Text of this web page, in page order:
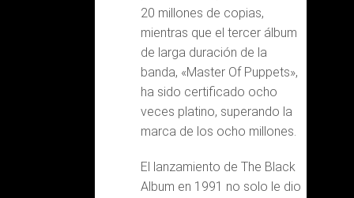
20 millones de copias,
mientras que el tercer álbum
de larga duración de la
banda, «Master Of Puppets»,
ha sido certificado ocho
veces platino, superando la
marca de los ocho millones.
El lanzamiento de The Black
Album en 1991 no solo le dio